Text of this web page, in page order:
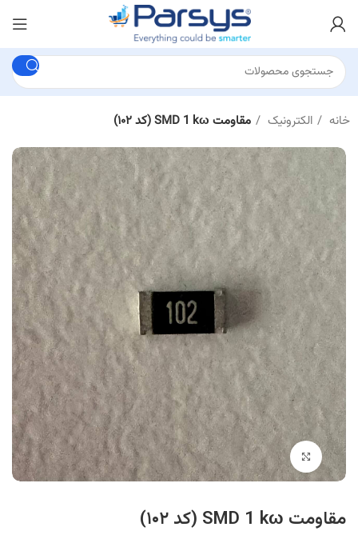
خانه الکترونیک مقاومت SMD 1 kω (کد ۱۰۲)
بزرگنمایی تصویر
مقاومت SMD 1 kω (کد ۱۰۲)